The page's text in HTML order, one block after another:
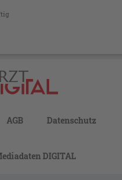
AGB Datenschutz
DIGITAL